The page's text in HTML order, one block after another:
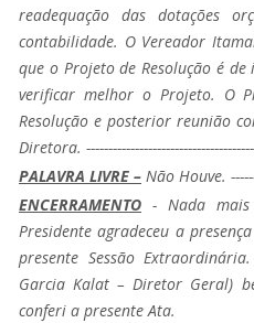
readequação das dotações
contabilidade. O Vereador
que o Projeto de Resolução é
verificar melhor o Projeto. O
Resolução e posterior reunião
Diretora.
PALAVRA LIVRE – Não Houve.
ENCERRAMENTO - Nada
Presidente agradeceu a
presente Sessão
Garcia Kalat – Diretor Geral)
conferi a presente Ata.